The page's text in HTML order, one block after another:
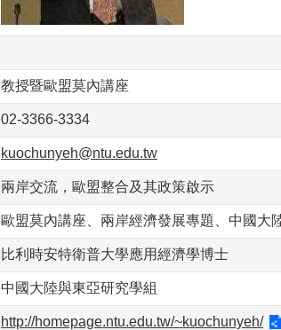
教授暨歐盟莫內講座
02-3366-3334
kuochunyeh@ntu.edu.tw
兩岸交流，歐盟整合及其政策啟示
歐盟莫內講座、兩岸經濟發展專題、中國大
比利時安特衛普大學應用經濟學博士
中國大陸與東亞研究學組
http://homepage.ntu.edu.tw/~kuochunyeh/